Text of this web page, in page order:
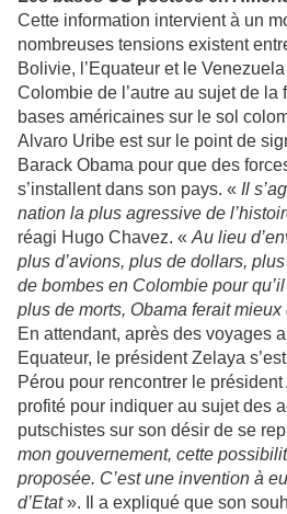
Cette information intervient à un
nombreuses tensions existent
Bolivie, l’Equateur et le Venezuela
Colombie de l’autre au sujet de la
bases américaines sur le sol
Alvaro Uribe est sur le point de
Barack Obama pour que des
s’installent dans son pays. « Il
nation la plus agressive de
réagi Hugo Chavez. « Au lieu
plus d’avions, plus de dollars,
de bombes en Colombie pour
plus de morts, Obama ferait mieux
En attendant, après des voyages
Equateur, le président Zelaya
Pérou pour rencontrer le
profité pour indiquer au sujet des
putschistes sur son désir de se
mon gouvernement, cette
proposée. C’est une invention à
d’Etat». Il a expliqué que son